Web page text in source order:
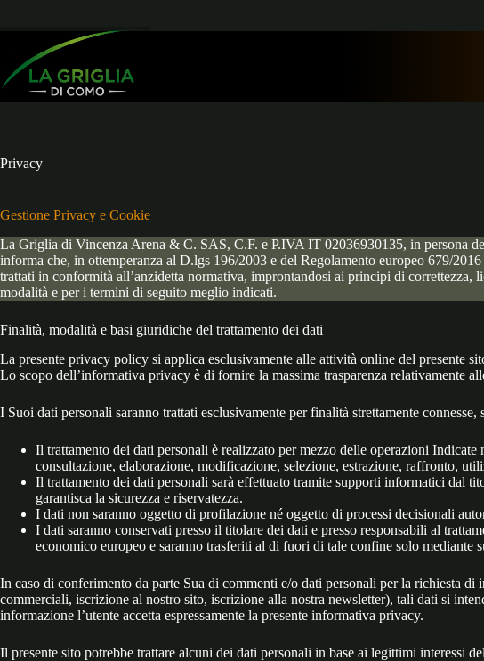
Privacy
Gestione Privacy e Cookie
La Griglia di Vincenza Arena & C. SAS, C.F. e P.IVA IT 02036930135, in persona
informa che, in ottemperanza al D.lgs 196/2003 e del Regolamento europeo 679/
trattati in conformità all’anzidetta normativa, improntandosi ai principi di
modalità e per i termini di seguito meglio indicati.
Finalità, modalità e basi giuridiche del trattamento dei dati
La presente privacy policy si applica esclusivamente alle attività online del presente
Lo scopo dell’informativa privacy è di fornire la massima trasparenza relativamente
I Suoi dati personali saranno trattati esclusivamente per finalità strettamente
Il trattamento dei dati personali è realizzato per mezzo delle operazioni
consultazione, elaborazione, modificazione, selezione, estrazione, raffronto,
Il trattamento dei dati personali sarà effettuato tramite supporti informatici dal
garantisca la sicurezza e riservatezza.
I dati non saranno oggetto di profilazione né oggetto di processi decisionali
I dati saranno conservati presso il titolare dei dati e presso responsabili al
economico europeo e saranno trasferiti al di fuori di tale confine solo mediante
In caso di conferimento da parte Sua di commenti e/o dati personali per la richiesta
commerciali, iscrizione al nostro sito, iscrizione alla nostra newsletter), tali dati si
informazione l’utente accetta espressamente la presente informativa privacy.
Il presente sito potrebbe trattare alcuni dei dati personali in base ai legittimi interessi